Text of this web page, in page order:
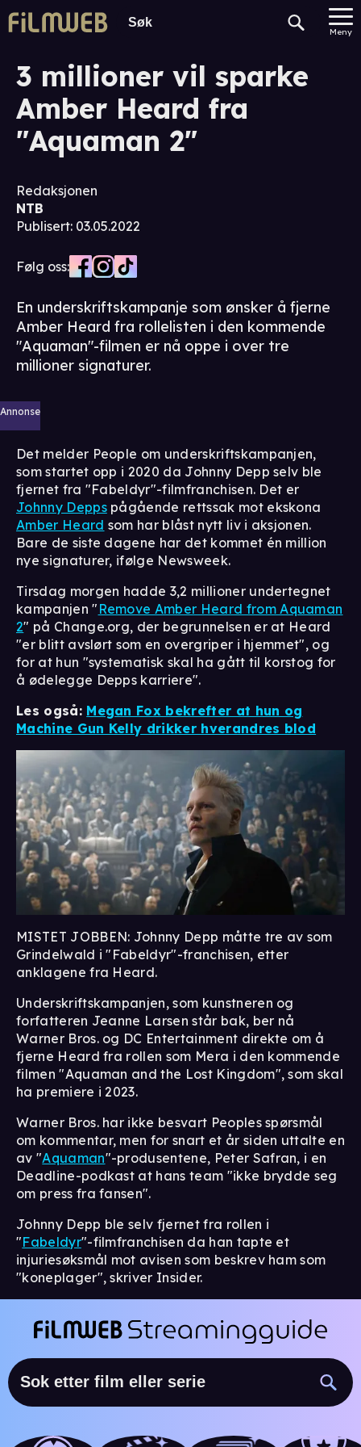
Meny
3 millioner vil sparke
Amber Heard fra
"Aquaman 2"
Redaksjonen
NTB
Publisert: 03.05.2022
Følg oss:
En underskriftskampanje som ønsker å fjerne
Amber Heard fra rollelisten i den kommende
"Aquaman"-filmen er nå oppe i over tre
millioner signaturer.
Annonse
Det melder People om underskriftskampanjen,
som startet opp i 2020 da Johnny Depp selv ble
fjernet fra "Fabeldyr"-filmfranchisen. Det er
Johnny Deppspågående rettssak mot ekskona
Amber Heard som har blåst nytt liv i aksjonen.
Bare de siste dagene har det kommet én million
nye signaturer, ifølge Newsweek.
Tirsdag morgen hadde 3,2 millioner undertegnet
kampanjen " Remove Amber Heard from Aquaman
2" på Change.org, der begrunnelsen er at Heard
"er blitt avslørt som en overgriper i hjemmet", og
for at hun "systematisk skal ha gått til korstog for
å ødelegge Depps karriere".
Les også: Megan Fox bekrefter at hun og
Machine Gun Kelly drikker hverandres blod
MISTET JOBBEN: Johnny Depp måtte tre av som
Grindelwald i "Fabeldyr"-franchisen, etter
anklagene fra Heard.
Underskriftskampanjen, som kunstneren og
forfatteren Jeanne Larsen står bak, ber nå
Warner Bros. og DC Entertainment direkte om å
fjerne Heard fra rollen som Mera i den kommende
filmen "Aquaman and the Lost Kingdom", som skal
ha premiere i 2023.
Warner Bros. har ikke besvart Peoples spørsmål
om kommentar, men for snart et år siden uttalte en
av "Aquaman"-produsentene, Peter Safran, i en
Deadline-podkast at hans team "ikke brydde seg
om press fra fansen".
Johnny Depp ble selv fjernet fra rollen i
"Fabeldyr"-filmfranchisen da han tapte et
injuriesøksmål mot avisen som beskrev ham som
"koneplager", skriver Insider.